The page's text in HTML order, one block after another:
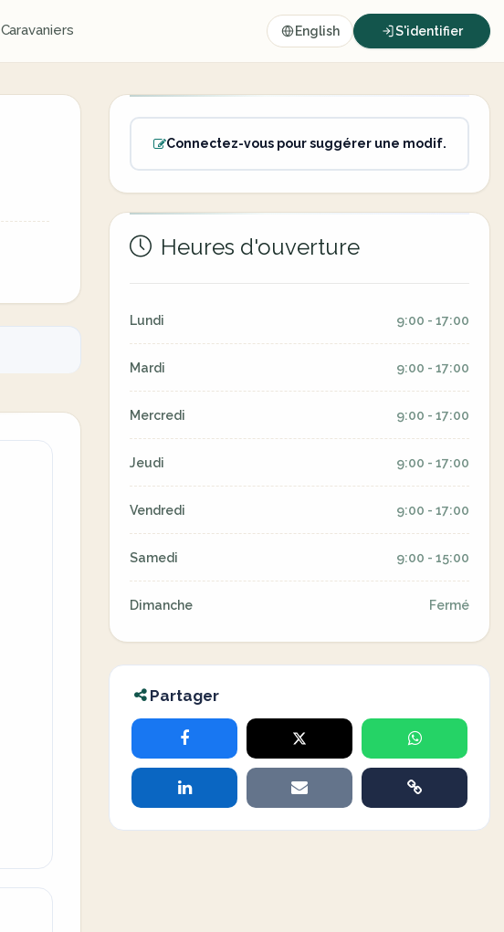
Caravaniers English S'identifier
Connectez-vous pour suggérer une modif.
Heures d'ouverture
Lundi 9:00 - 17:00
Mardi 9:00 - 17:00
Mercredi 9:00 - 17:00
Jeudi 9:00 - 17:00
Vendredi 9:00 - 17:00
Samedi 9:00 - 15:00
Dimanche Fermé
Partager